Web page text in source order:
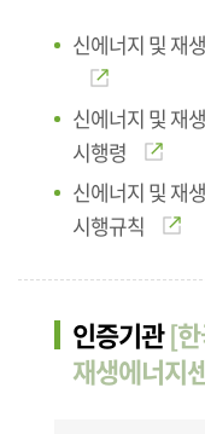
신에너지 및 재
신에너지 및 재
시행령
신에너지 및 재
시행규칙
인증기관[
재생에너지